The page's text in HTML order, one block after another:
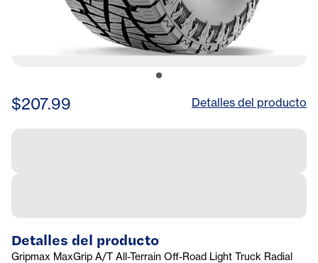
$207.99 Detalles del producto
Detalles del producto
Gripmax MaxGrip A/T All-Terrain Off-Road Light Truck Radial